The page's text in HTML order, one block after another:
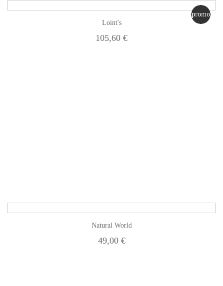
promo
Loint's
105,60 €
Natural World
49,00 €